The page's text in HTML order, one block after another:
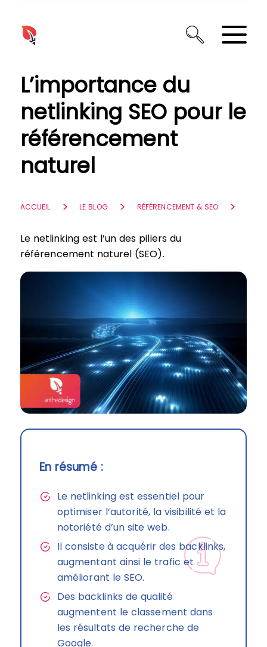
L’importance du
netlinking SEO pour le
référencement
naturel
ACCUEIL LE BLOG RÉFÉRENCEMENT & SEO
Le netlinking est l’un des piliers du
référencement naturel (SEO).
En résumé :
Le netlinking est essentiel pour
optimiser l’autorité, la visibilité et la
notoriété d’un site web.
Il consiste à acquérir des backlinks,
augmentant ainsi le trafic et
améliorant le SEO.
Des backlinks de qualité
augmentent le classement dans
les résultats de recherche de
Google.